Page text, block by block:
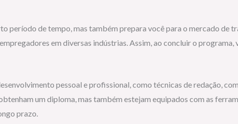
período de tempo, mas também prepara você para o mercado de
em diversas indústrias. Assim, ao concluir o
pessoal e profissional, como técnicas de redação,
um diploma, mas também estejam equipados com as
prazo.